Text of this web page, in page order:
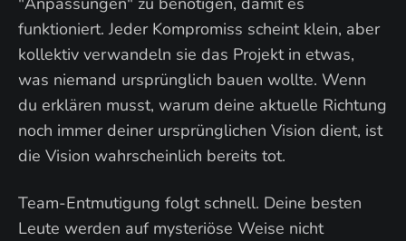
funktioniert. Jeder Kompromiss scheint klein, aber
kollektiv verwandeln sie das Projekt in etwas,
was niemand ursprünglich bauen wollte. Wenn
du erklären musst, warum deine aktuelle Richtung
noch immer deiner ursprünglichen Vision dient, ist
die Vision wahrscheinlich bereits tot.
Team-Entmutigung folgt schnell. Deine besten
Leute werden auf mysteriöse Weise nicht